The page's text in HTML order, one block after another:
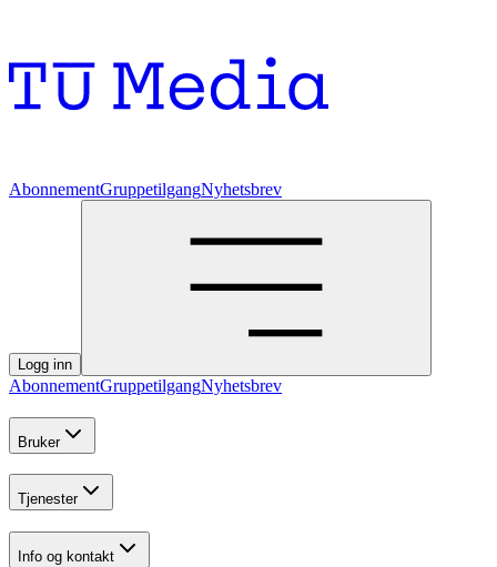
AbonnementGruppetilgangNyhetsbrev
Logg inn
AbonnementGruppetilgangNyhetsbrev
Bruker
Tjenester
Info og kontakt